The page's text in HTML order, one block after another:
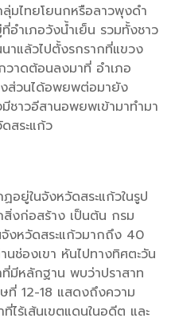
มไทยโยนกหรือลาวพุงดำ
อำเภอวังน้ำเย็น รวมทั้งชาว
แล้วไปตั้งรกรากที่แขวง
าดต้อนลงมาที่ อำเภอ
ส่วนได้อพยพต่อมายัง
ชาวอีสานอพยพเข้ามาทำมา
สระแก้ว
อยู่ในจังหวัดสระแก้วในรูป
งก่อสร้าง เป็นต้น กรม
งหวัดสระแก้วมากถึง 40
ช่องเขา หันไปทางทิศตะวัน
มีหลักฐาน พบว่าปราสาท
ที่ 12-18 แสดงถึงความ
ร้เส้นเขตแดนในอดีต และ